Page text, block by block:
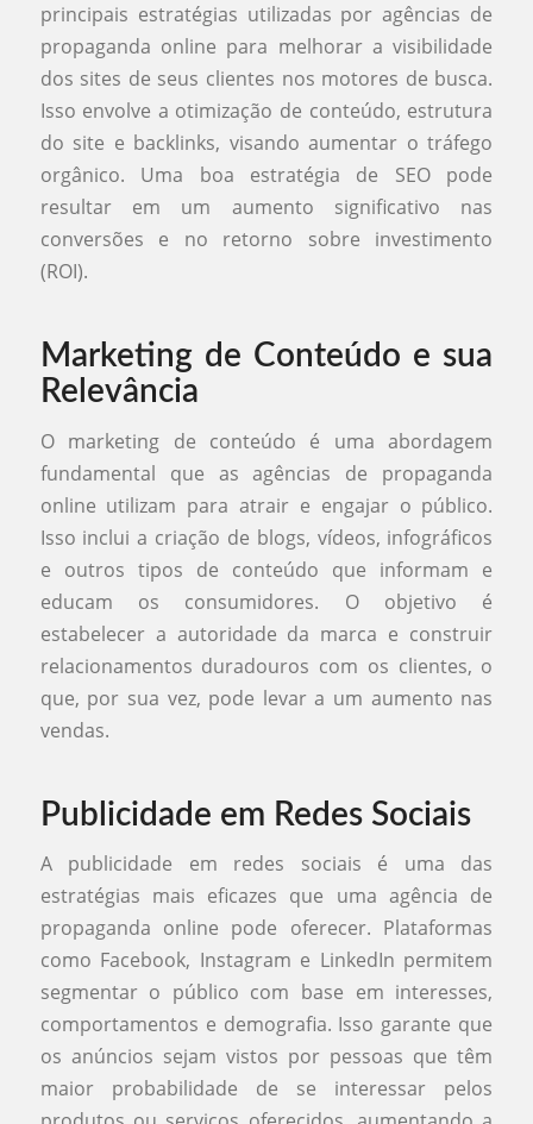
principais estratégias utilizadas por agências de
propaganda online para melhorar a visibilidade
dos sites de seus clientes nos motores de busca.
Isso envolve a otimização de conteúdo, estrutura
do site e backlinks, visando aumentar o tráfego
orgânico. Uma boa estratégia de SEO pode
resultar em um aumento significativo nas
conversões e no retorno sobre investimento
(ROI).
Marketing de Conteúdo e sua
Relevância
O marketing de conteúdo é uma abordagem
fundamental que as agências de propaganda
online utilizam para atrair e engajar o público.
Isso inclui a criação de blogs, vídeos, infográficos
e outros tipos de conteúdo que informam e
educam os consumidores. O objetivo é
estabelecer a autoridade da marca e construir
relacionamentos duradouros com os clientes, o
que, por sua vez, pode levar a um aumento nas
vendas.
Publicidade em Redes Sociais
A publicidade em redes sociais é uma das
estratégias mais eficazes que uma agência de
propaganda online pode oferecer. Plataformas
como Facebook, Instagram e LinkedIn permitem
segmentar o público com base em interesses,
comportamentos e demografia. Isso garante que
os anúncios sejam vistos por pessoas que têm
maior probabilidade de se interessar pelos